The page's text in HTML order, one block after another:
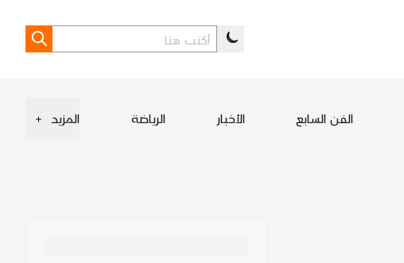
الفن السابع الأخبار الرياضة المزيد +